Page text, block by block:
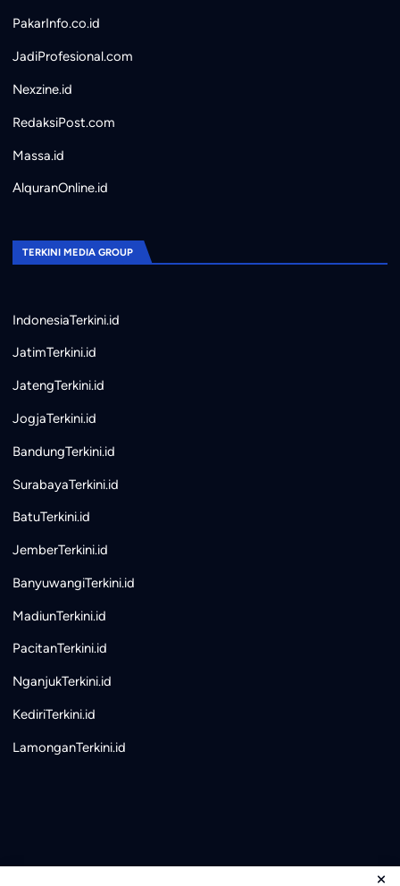
PakarInfo.co.id
JadiProfesional.com
Nexzine.id
RedaksiPost.com
Massa.id
AlquranOnline.id
TERKINI MEDIA GROUP
IndonesiaTerkini.id
JatimTerkini.id
JatengTerkini.id
JogjaTerkini.id
BandungTerkini.id
SurabayaTerkini.id
BatuTerkini.id
JemberTerkini.id
BanyuwangiTerkini.id
MadiunTerkini.id
PacitanTerkini.id
NganjukTerkini.id
KediriTerkini.id
LamonganTerkini.id